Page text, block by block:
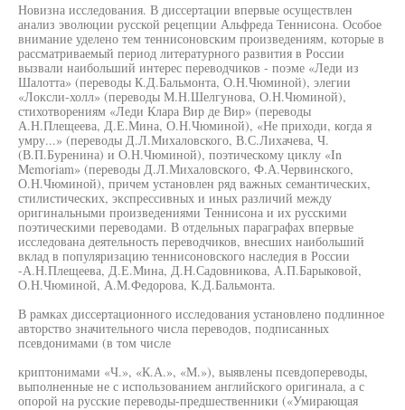
Новизна исследования. В диссертации впервые осуществлен
анализ эволюции русской рецепции Альфреда Теннисона. Особое
внимание уделено тем теннисоновским произведениям, которые в
рассматриваемый период литературного развития в России
вызвали наибольший интерес переводчиков - поэме «Леди из
Шалотта» (переводы К.Д.Бальмонта, О.Н.Чюминой), элегии
«Локсли-холл» (переводы М.Н.Шелгунова, О.Н.Чюминой),
стихотворениям «Леди Клара Вир де Вир» (переводы
А.Н.Плещеева, Д.Е.Мина, О.Н.Чюминой), «Не приходи, когда я
умру...» (переводы Д.Л.Михаловского, В.С.Лихачева, Ч.
(В.П.Буренина) и О.Н.Чюминой), поэтическому циклу «In
Memoriam» (переводы Д.Л.Михаловского, Ф.А.Червинского,
О.Н.Чюминой), причем установлен ряд важных семантических,
стилистических, экспрессивных и иных различий между
оригинальными произведениями Теннисона и их русскими
поэтическими переводами. В отдельных параграфах впервые
исследована деятельность переводчиков, внесших наибольший
вклад в популяризацию теннисоновского наследия в России
-А.Н.Плещеева, Д.Е.Мина, Д.Н.Садовникова, А.П.Барыковой,
О.Н.Чюминой, А.М.Федорова, К.Д.Бальмонта.
В рамках диссертационного исследования установлено подлинное
авторство значительного числа переводов, подписанных
псевдонимами (в том числе
криптонимами «Ч.», «К.А.», «М.»), выявлены псевдопереводы,
выполненные не с использованием английского оригинала, а с
опорой на русские переводы-предшественники («Умирающая